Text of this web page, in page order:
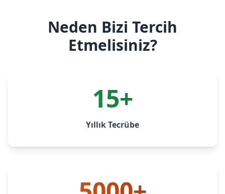
Neden Bizi Tercih
Etmelisiniz?
15+
Yıllık Tecrübe